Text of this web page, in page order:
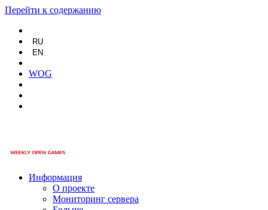
Перейти к содержанию
RU
EN
WOG
Информация
О проекте
Мониторинг сервера